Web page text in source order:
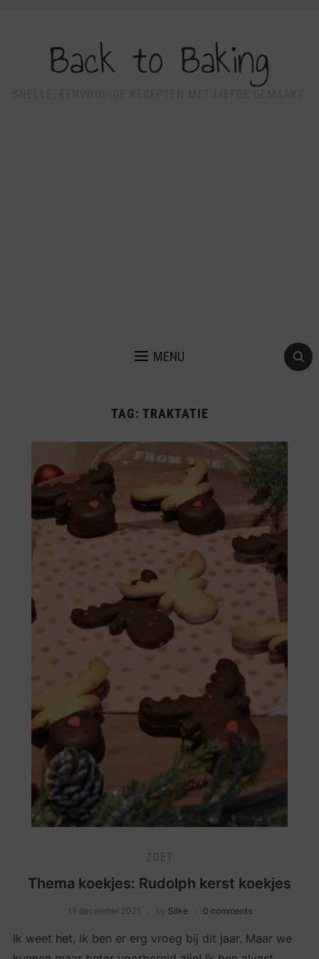
Back to Baking
MENU
TAG: TRAKTATIE
ZOET
Thema koekjes: Rudolph kerst koekjes
15 december 2021 by Silke 0 comments
Ik weet het, ik ben er erg vroeg bij dit jaar. Maar we